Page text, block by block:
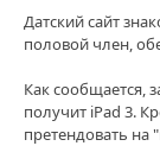
Датский сайт
половой член,
Как сообщается,
получит iPad 3.
претендовать на